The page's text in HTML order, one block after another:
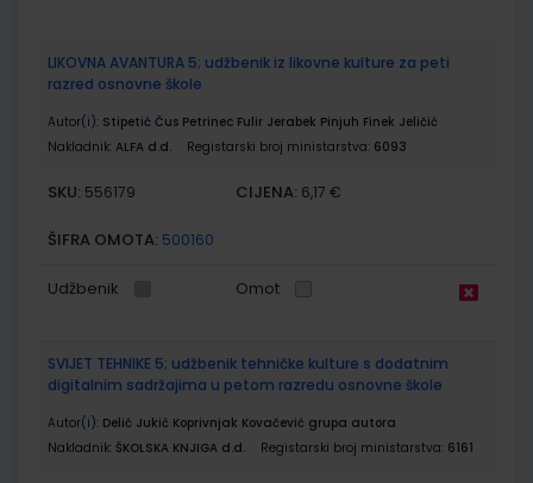
LIKOVNA AVANTURA 5; udžbenik iz likovne kulture za peti
razred osnovne škole
Autor(i): Stipetić Čus Petrinec Fulir Jerabek Pinjuh Finek Jeličić
Nakladnik: ALFA d.d. Registarski broj ministarstva: 6093
SKU: 556179 CIJENA: 6,17 €
ŠIFRA OMOTA: 500160
Udžbenik Omot
SVIJET TEHNIKE 5; udžbenik tehničke kulture s dodatnim
digitalnim sadržajima u petom razredu osnovne škole
Autor(i): Delić Jukić Koprivnjak Kovačević grupa autora
Nakladnik: ŠKOLSKA KNJIGA d.d. Registarski broj ministarstva: 6161